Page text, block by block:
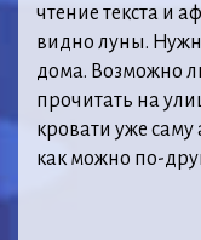
чтение текста и
видно луны.
дома. Возможно
прочитать на
кровати уже
как можно по-